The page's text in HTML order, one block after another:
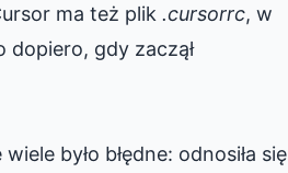
ma też plik .cursorrc, w
dopiero, gdy zaczął
było błędne: odnosiła się